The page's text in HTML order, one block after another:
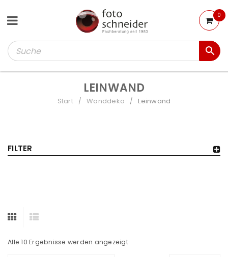
0
LEINWAND
Start / Wanddeko / Leinwand
FILTER
Alle 10 Ergebnisse werden angezeigt